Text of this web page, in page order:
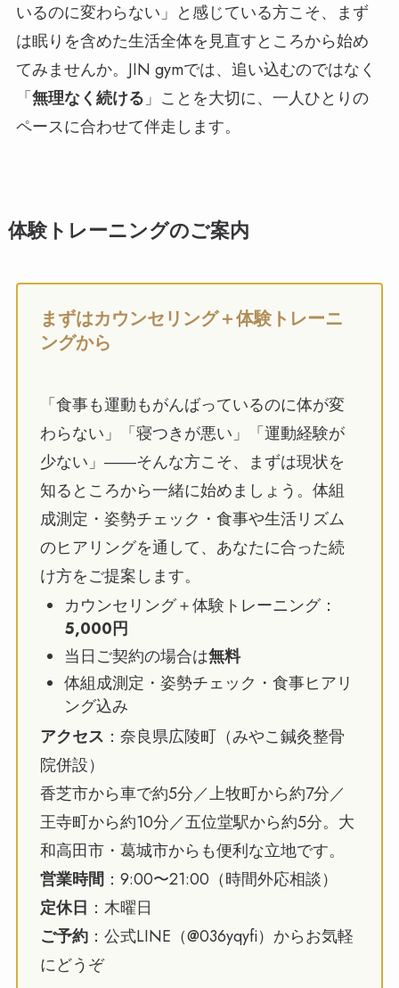
いるのに変わらない」と感じている方こそ、まず
は眠りを含めた生活全体を見直すところから始め
てみませんか。JIN gymでは、追い込むのではなく
「無理なく続ける」ことを大切に、一人ひとりの
ペースに合わせて伴走します。
体験トレーニングのご案内
まずはカウンセリング＋体験トレーニ
ングから
「食事も運動もがんばっているのに体が変
わらない」「寝つきが悪い」「運動経験が
少ない」――そんな方こそ、まずは現状を
知るところから一緒に始めましょう。体組
成測定・姿勢チェック・食事や生活リズム
のヒアリングを通して、あなたに合った続
け方をご提案します。
カウンセリング＋体験トレーニング：
5,000円
当日ご契約の場合は無料
体組成測定・姿勢チェック・食事ヒアリ
ング込み
アクセス ：奈良県広陵町（みやこ鍼灸整骨
院併設）
香芝市から車で約5分／上牧町から約7分／
王寺町から約10分／五位堂駅から約5分。大
和高田市・葛城市からも便利な立地です。
営業時間：9:00〜21:00（時間外応相談）
定休日 ：木曜日
ご予約：公式LINE（@036yqyfi）からお気軽
にどうぞ